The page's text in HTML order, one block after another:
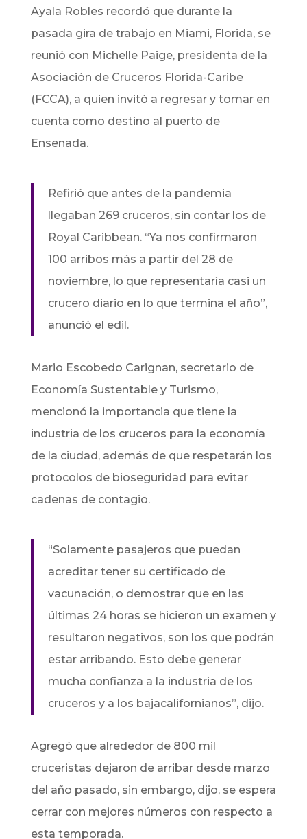
Ayala Robles recordó que durante la
pasada gira de trabajo en Miami, Florida, se
reunió con Michelle Paige, presidenta de la
Asociación de Cruceros Florida-Caribe
(FCCA), a quien invitó a regresar y tomar en
cuenta como destino al puerto de
Ensenada.
Refirió que antes de la pandemia
llegaban 269 cruceros, sin contar los de
Royal Caribbean. “Ya nos confirmaron
100 arribos más a partir del 28 de
noviembre, lo que representaría casi un
crucero diario en lo que termina el año”,
anunció el edil.
Mario Escobedo Carignan, secretario de
Economía Sustentable y Turismo,
mencionó la importancia que tiene la
industria de los cruceros para la economía
de la ciudad, además de que respetarán los
protocolos de bioseguridad para evitar
cadenas de contagio.
“Solamente pasajeros que puedan
acreditar tener su certificado de
vacunación, o demostrar que en las
últimas 24 horas se hicieron un examen y
resultaron negativos, son los que podrán
estar arribando. Esto debe generar
mucha confianza a la industria de los
cruceros y a los bajacalifornianos”, dijo.
Agregó que alrededor de 800 mil
cruceristas dejaron de arribar desde marzo
del año pasado, sin embargo, dijo, se espera
cerrar con mejores números con respecto a
esta temporada.